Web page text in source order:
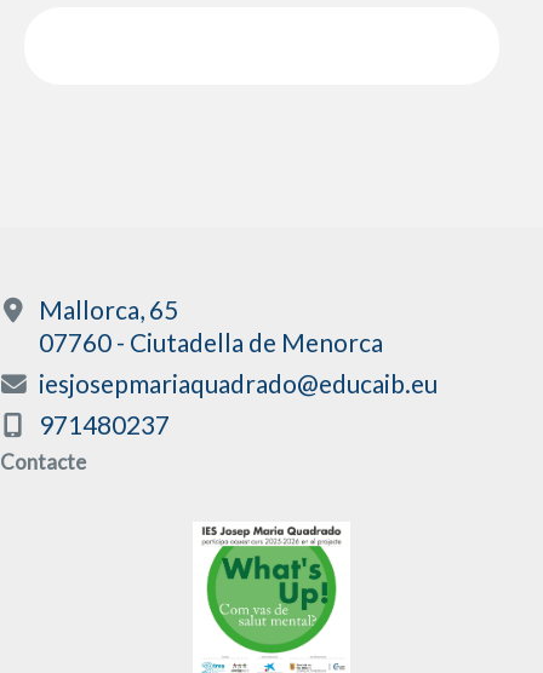
Mallorca, 65
07760 - Ciutadella de Menorca
iesjosepmariaquadrado@educaib.eu
971480237
Contacte